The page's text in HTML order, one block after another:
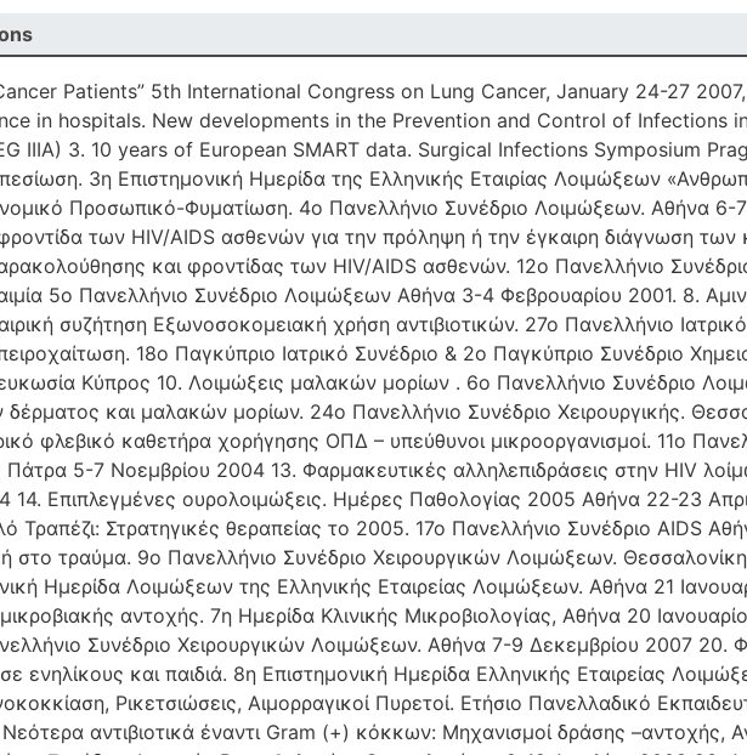
Patients” 5th International Congress on Lung Cancer, January 24-27
in hospitals. New developments in the Prevention and Control of Infections
IIIA) 3. 10 years of European SMART data. Surgical Infections Symposium
3η Επιστημονική Ημερίδα της Ελληνικής Εταιρίας Λοιμώξεων
Προσωπικό-Φυματίωση. 4ο Πανελλήνιο Συνέδριο Λοιμώξεων. Αθήνα 6-
των HIV/AIDS ασθενών για την πρόληψη ή την έγκαιρη διάγνωση των
και φροντίδας των HIV/AIDS ασθενών. 12ο Πανελλήνιο
5ο Πανελλήνιο Συνέδριο Λοιμώξεων Αθήνα 3-4 Φεβρουαρίου 2001. 8.
συζήτηση Εξωνοσοκομειακή χρήση αντιβιοτικών. 27ο Πανελλήνιο
18ο Παγκύπριο Ιατρικό Συνέδριο & 2ο Παγκύπριο Συνέδριο
Κύπρος 10. Λοιμώξεις μαλακών μορίων . 6ο Πανελλήνιο Συνέδριο
και μαλακών μορίων. 24ο Πανελλήνιο Συνέδριο Χειρουργικής.
φλεβικό καθετήρα χορήγησης ΟΠΔ – υπεύθυνοι μικροοργανισμοί. 11ο
Πάτρα 5-7 Νοεμβρίου 2004 13. Φαρμακευτικές αλληλεπιδράσεις στην HIV
14. Επιπλεγμένες ουρολοιμώξεις. Ημέρες Παθολογίας 2005 Αθήνα 22-23
Τραπέζι: Στρατηγικές θεραπείας το 2005. 17ο Πανελλήνιο Συνέδριο AIDS
στο τραύμα. 9ο Πανελλήνιο Συνέδριο Χειρουργικών Λοιμώξεων.
Ημερίδα Λοιμώξεων της Ελληνικής Εταιρείας Λοιμώξεων. Αθήνα 21
αντοχής. 7η Ημερίδα Κλινικής Μικροβιολογίας, Αθήνα 20
Συνέδριο Χειρουργικών Λοιμώξεων. Αθήνα 7-9 Δεκεμβρίου 2007
ενηλίκους και παιδιά. 8η Επιστημονική Ημερίδα Ελληνικής Εταιρείας
Ρικετσιώσεις, Αιμορραγικοί Πυρετοί. Ετήσιο Πανελλαδικό
αντιβιοτικά έναντι Gram (+) κόκκων: Μηχανισμοί δράσης –αντοχής,